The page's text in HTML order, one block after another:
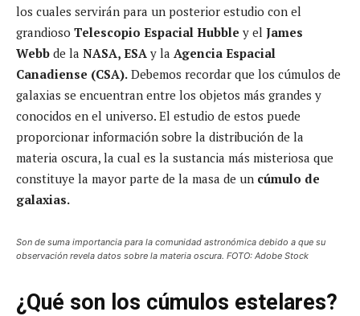
los cuales servirán para un posterior estudio con el
grandioso Telescopio Espacial Hubble y el James
Webb de la NASA, ESA y la Agencia Espacial
Canadiense (CSA). Debemos recordar que los cúmulos de
galaxias se encuentran entre los objetos más grandes y
conocidos en el universo. El estudio de estos puede
proporcionar información sobre la distribución de la
materia oscura, la cual es la sustancia más misteriosa que
constituye la mayor parte de la masa de un cúmulo de
galaxias.
Son de suma importancia para la comunidad astronómica debido a que su
observación revela datos sobre la materia oscura. FOTO: Adobe Stock
¿Qué son los cúmulos estelares?